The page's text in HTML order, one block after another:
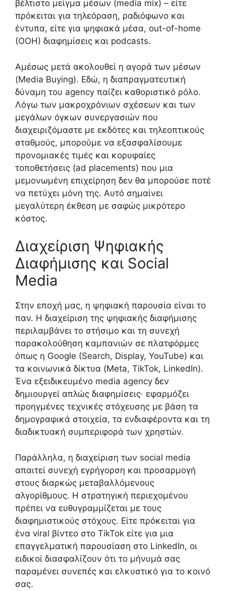
βέλτιστο μείγμα μέσων (media mix) – είτε
πρόκειται για τηλεόραση, ραδιόφωνο και
έντυπα, είτε για ψηφιακά μέσα, out-of-home
(OOH) διαφημίσεις και podcasts.
Αμέσως μετά ακολουθεί η αγορά των μέσων
(Media Buying). Εδώ, η διαπραγματευτική
δύναμη του agency παίζει καθοριστικό ρόλο.
Λόγω των μακροχρόνιων σχέσεων και των
μεγάλων όγκων συνεργασιών που
διαχειριζόμαστε με εκδότες και τηλεοπτικούς
σταθμούς, μπορούμε να εξασφαλίσουμε
προνομιακές τιμές και κορυφαίες
τοποθετήσεις (ad placements) που μια
μεμονωμένη επιχείρηση δεν θα μπορούσε ποτέ
να πετύχει μόνη της. Αυτό σημαίνει
μεγαλύτερη έκθεση με σαφώς μικρότερο
κόστος.
Διαχείριση Ψηφιακής
Διαφήμισης και Social
Media
Στην εποχή μας, η ψηφιακή παρουσία είναι το
παν. Η διαχείριση της ψηφιακής διαφήμισης
περιλαμβάνει το στήσιμο και τη συνεχή
παρακολούθηση καμπανιών σε πλατφόρμες
όπως η Google (Search, Display, YouTube) και
τα κοινωνικά δίκτυα (Meta, TikTok, LinkedIn).
Ένα εξειδικευμένο media agency δεν
δημιουργεί απλώς διαφημίσεις· εφαρμόζει
προηγμένες τεχνικές στόχευσης με βάση τα
δημογραφικά στοιχεία, τα ενδιαφέροντα και τη
διαδικτυακή συμπεριφορά των χρηστών.
Παράλληλα, η διαχείριση των social media
απαιτεί συνεχή εγρήγορση και προσαρμογή
στους διαρκώς μεταβαλλόμενους
αλγορίθμους. Η στρατηγική περιεχομένου
πρέπει να ευθυγραμμίζεται με τους
διαφημιστικούς στόχους. Είτε πρόκειται για
ένα viral βίντεο στο TikTok είτε για μια
επαγγελματική παρουσίαση στο LinkedIn, οι
ειδικοί διασφαλίζουν ότι το μήνυμά σας
παραμένει συνεπές και ελκυστικό για το κοινό
σας.